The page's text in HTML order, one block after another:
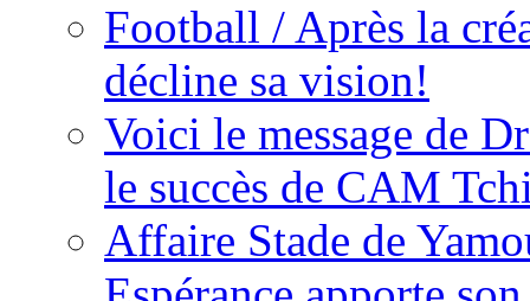
Football / Après la
décline sa vision!
Voici le message de
le succès de CAM
Affaire Stade de